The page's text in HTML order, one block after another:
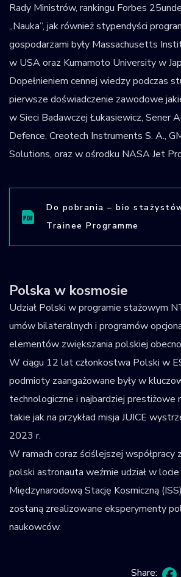
Rady Ministrów, rankingu Forbes
„Nauka”, jak również stypendyści
gospodarzami były Massachusetts
w USA oraz Kumamoto University w
Dopełnieniem cennej wiedzy podczas
pierwsze doświadczenie zawodowe
w Sieci Badawczej Łukasiewicz, Sener
Defence, Creotech Instruments S. A.,
Solutions, oraz w ośrodku NASA Jet
Do pobrania – bio
Trainee Programme
Polska w kosmosie
Udział Polski w programie stażowym
umów bilateralnych i programów
elementów zwiększania polskiej
W ciągu 12 lat członkostwa Polski w
podmioty zaangażowane były w
technologiczne i najbardziej prestiżowe
takie jak na przykład misja JUICE
2023 r.
W ramach coraz ściślejszej współpracy
polski astronauta weźmie udział w locie
Międzynarodową Stację Kosmiczną
zostaną zrealizowane eksperymenty
naukowców.
Share: